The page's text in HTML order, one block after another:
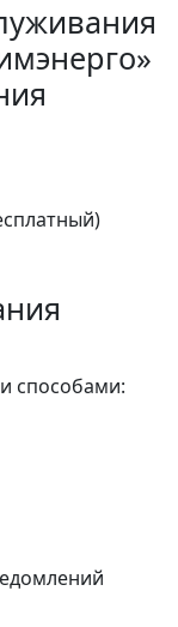
способами: